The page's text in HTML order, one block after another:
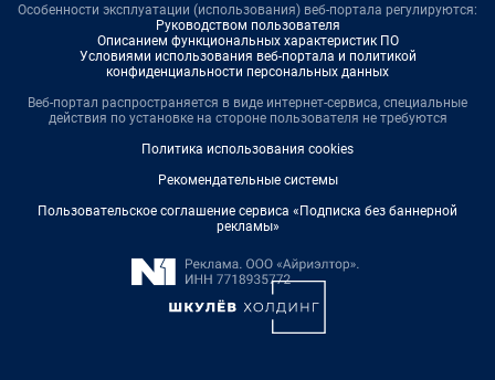
Особенности эксплуатации (использования) веб-портала регулируются:
Руководством пользователя
Описанием функциональных характеристик ПО
Условиями использования веб-портала и политикой
конфиденциальности персональных данных
Веб-портал распространяется в виде интернет-сервиса, специальные
действия по установке на стороне пользователя не требуются
Политика использования cookies
Рекомендательные системы
Пользовательское соглашение сервиса «Подписка без баннерной
рекламы»